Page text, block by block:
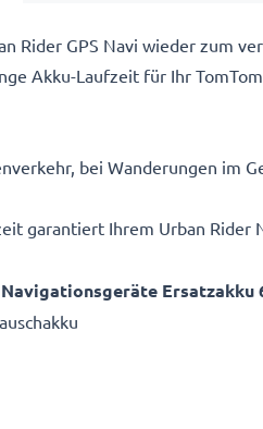
Rider GPS Navi wieder zum
Akku-Laufzeit für Ihr
bei Wanderungen im
garantiert Ihrem Urban
Ersatzakku